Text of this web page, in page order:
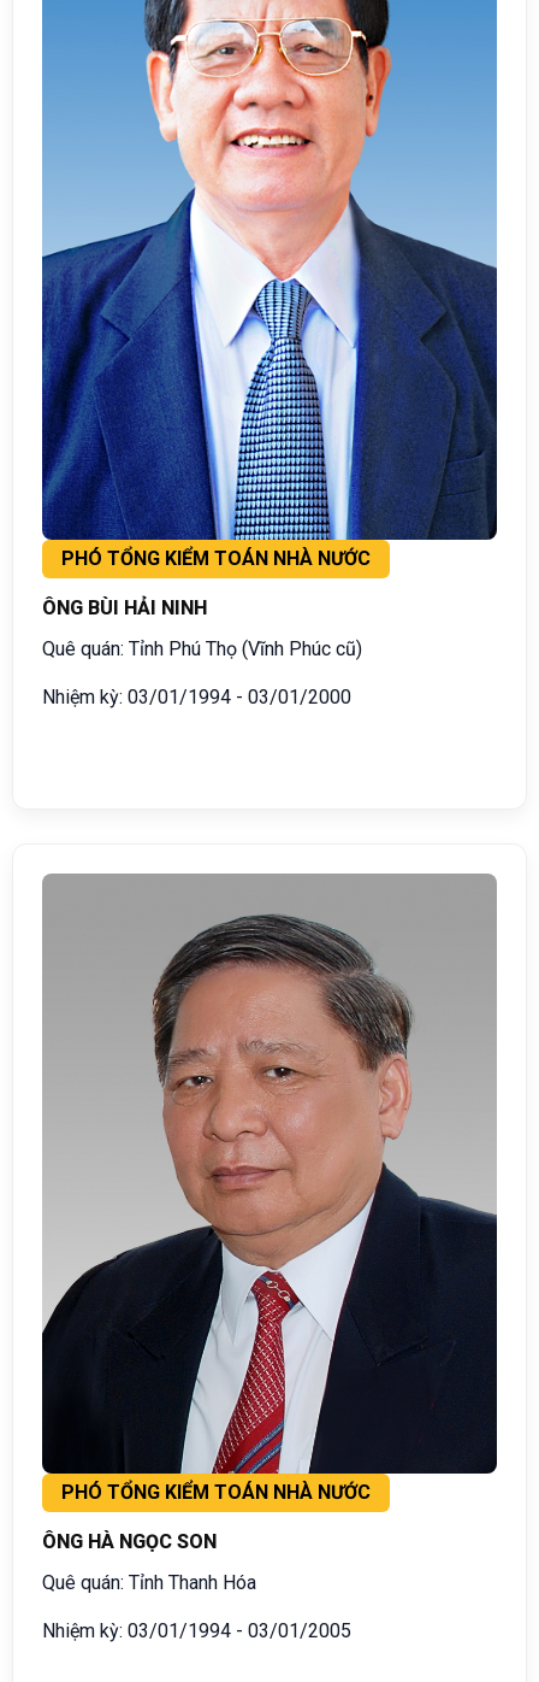
PHÓ TỔNG KIỂM TOÁN NHÀ NƯỚC
ÔNG BÙI HẢI NINH
Quê quán: Tỉnh Phú Thọ (Vĩnh Phúc cũ)
Nhiệm kỳ: 03/01/1994 - 03/01/2000
PHÓ TỔNG KIỂM TOÁN NHÀ NƯỚC
ÔNG HÀ NGỌC SON
Quê quán: Tỉnh Thanh Hóa
Nhiệm kỳ: 03/01/1994 - 03/01/2005